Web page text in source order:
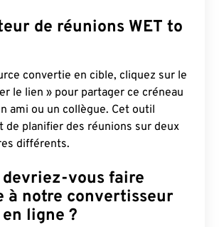
de réunions WET to
convertie en cible, cliquez sur le
le lien » pour partager ce créneau
ami ou un collègue. Cet outil
de planifier des réunions sur deux
différents.
vous faire
à notre convertisseur
ligne ?